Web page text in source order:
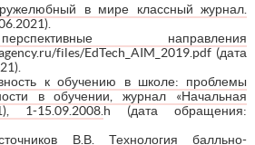
в мире классный журнал.
направления
files/EdTech_AIM_2019.pdf (дата
к обучению в школе: проблемы
в обучении, журнал «Начальная
1-15.09.2008. h (дата обращения:
В.В. Технология балльно-